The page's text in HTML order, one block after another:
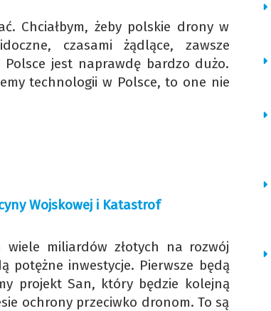
Chciałbym, żeby polskie drony w
czasami żądlące, zawsze
jest naprawdę bardzo dużo.
technologii w Polsce, to one nie
Wojskowej i Katastrof
miliardów złotych na rozwój
potężne inwestycje. Pierwsze będą
projekt San, który będzie kolejną
ochrony przeciwko dronom. To są